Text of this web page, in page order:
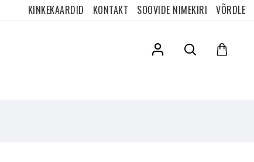
KINKEKAARDID KONTAKT SOOVIDE NIMEKIRI VÕRDLE